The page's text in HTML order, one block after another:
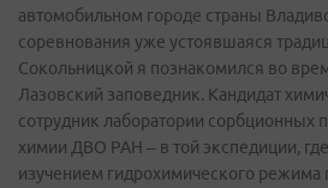
автомобильном городе страны
соревнования уже устоявшаяся
Сокольницкой я познакомился во
Лазовский заповедник. Кандидат
сотрудник лаборатории сорбционных
химии ДВО РАН – в той экспедиции,
изучением гидрохимического